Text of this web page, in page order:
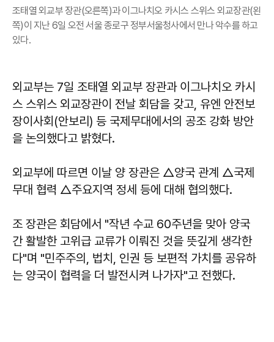
조태열 외교부 장관(오른쪽)과 이그나치오 카시스 스위스 외교장관(왼
쪽)이 지난 6일 오전 서울 종로구 정부서울청사에서 만나 악수를 하고
있다.
외교부는 7일 조태열 외교부 장관과 이그나치오 카시
스 스위스 외교장관이 전날 회담을 갖고, 유엔 안전보
장이사회(안보리) 등 국제무대에서의 공조 강화 방안
을 논의했다고 밝혔다.
외교부에 따르면 이날 양 장관은 △양국 관계 △국제
무대 협력 △주요지역 정세 등에 대해 협의했다.
조 장관은 회담에서 "작년 수교 60주년을 맞아 양국
간 활발한 고위급 교류가 이뤄진 것을 뜻깊게 생각한
다"며 "민주주의, 법치, 인권 등 보편적 가치를 공유하
는 양국이 협력을 더 발전시켜 나가자"고 전했다.